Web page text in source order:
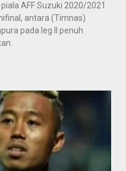
AFF Suzuki 2020/2021
antara (Timnas)
pada leg II penuh